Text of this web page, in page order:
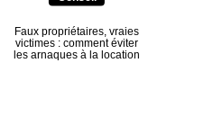
Faux propriétaires, vraies
victimes : comment éviter
les arnaques à la location